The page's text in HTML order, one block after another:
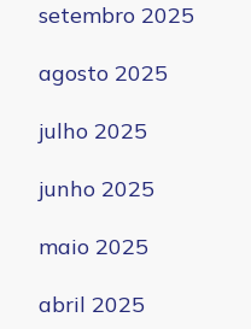
setembro 2025
agosto 2025
julho 2025
junho 2025
maio 2025
abril 2025